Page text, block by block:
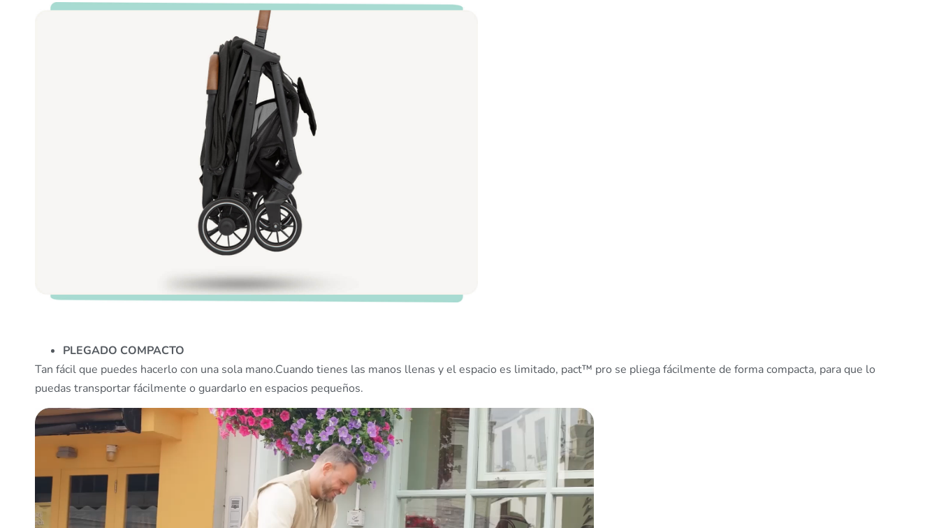
PLEGADO COMPACTO
Tan fácil que puedes hacerlo con una sola mano.Cuando tienes las manos llenas y el espacio es limitado, pact™ pro se pliega fácilmente de forma compacta, para que lo
puedas transportar fácilmente o guardarlo en espacios pequeños.
Reproductor
de
vídeo